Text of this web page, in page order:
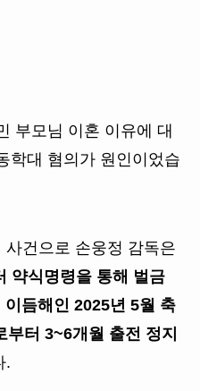
부모님 이혼 이유에 대
학대 혐의가 원인이었습
건으로 손웅정 감독은
약식명령을 통해 벌금
이듬해인 2025년 5월 축
터 3~6개월 출전 정지
.